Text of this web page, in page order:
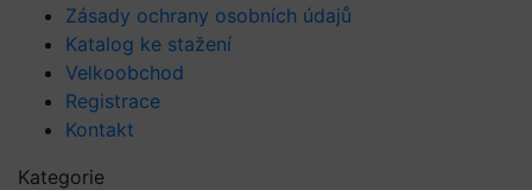
Zásady ochrany osobních údajů
Katalog ke stažení
Velkoobchod
Registrace
Kontakt
Kategorie